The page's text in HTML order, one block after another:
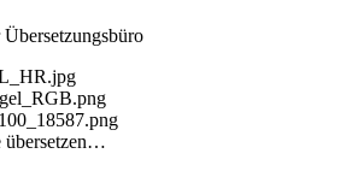
übersetzen…